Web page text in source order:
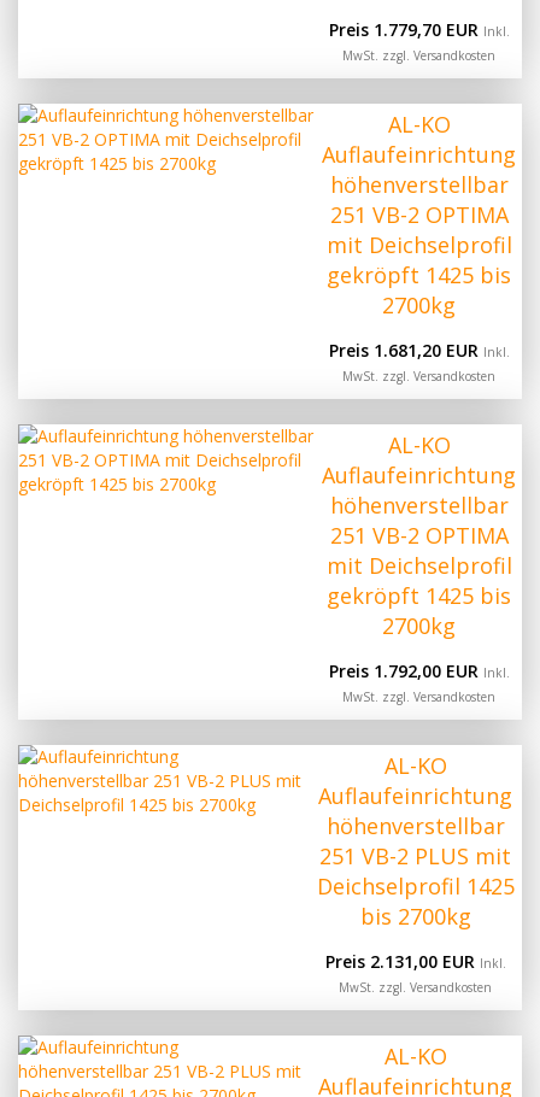
Preis 1.779,70 EUR Inkl.
MwSt. zzgl. Versandkosten
AL-KO
Auflaufeinrichtung
höhenverstellbar
251 VB-2 OPTIMA
mit Deichselprofil
gekröpft 1425 bis
2700kg
Preis 1.681,20 EUR Inkl.
MwSt. zzgl. Versandkosten
AL-KO
Auflaufeinrichtung
höhenverstellbar
251 VB-2 OPTIMA
mit Deichselprofil
gekröpft 1425 bis
2700kg
Preis 1.792,00 EUR Inkl.
MwSt. zzgl. Versandkosten
AL-KO
Auflaufeinrichtung
höhenverstellbar
251 VB-2 PLUS mit
Deichselprofil 1425
bis 2700kg
Preis 2.131,00 EUR Inkl.
MwSt. zzgl.Versandkosten
AL-KO
Auflaufeinrichtung